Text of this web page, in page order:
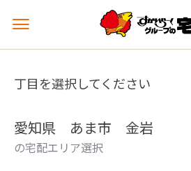
メ
ュ
を
丁目を選択してください
愛知県 あま市 金岩
の宅配エリア選択